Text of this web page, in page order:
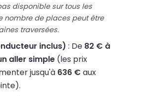
disponible sur tous les
nombre de places peut être
traversées.
inclus) : De 82 € à
aller simple (les prix
jusqu'à 636 € aux